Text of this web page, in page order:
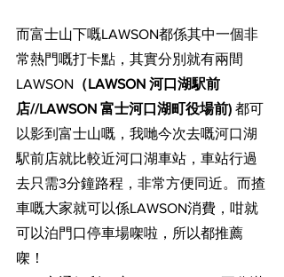
而富士山下嘅LAWSON都係其中一個非
常熱門嘅打卡點，其實分別就有兩間
LAWSON （LAWSON 河口湖駅前
店//LAWSON 富士河口湖町役場前) 都可
以影到富士山嘅，我哋今次去嘅河口湖
駅前店就比較近河口湖車站，車站行過
去只需3分鐘路程，非常方便同近。而揸
車嘅大家就可以係LAWSON消費，咁就
可以泊門口停車場㗎啦，所以都推薦
㗎！